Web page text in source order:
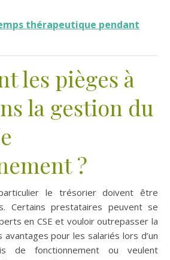
thérapeutique pendant
les pièges à
la gestion du
?
le trésorier doivent être
Certains prestataires peuvent se
en CSE et vouloir outrepasser la
pour les salariés lors d’un
de fonctionnement ou veulent